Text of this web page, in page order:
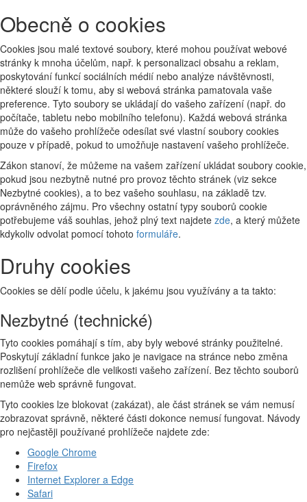
Obecně o cookies
Cookies jsou malé textové soubory, které mohou používat webové
stránky k mnoha účelům, např. k personalizaci obsahu a reklam,
poskytování funkcí sociálních médií nebo analýze návštěvnosti,
některé slouží k tomu, aby si webová stránka pamatovala vaše
preference. Tyto soubory se ukládají do vašeho zařízení (např. do
počítače, tabletu nebo mobilního telefonu). Každá webová stránka
může do vašeho prohlížeče odesílat své vlastní soubory cookies
pouze v případě, pokud to umožňuje nastavení vašeho prohlížeče.
Zákon stanoví, že můžeme na vašem zařízení ukládat soubory cookie,
pokud jsou nezbytně nutné pro provoz těchto stránek (viz sekce
Nezbytné cookies), a to bez vašeho souhlasu, na základě tzv.
oprávněného zájmu. Pro všechny ostatní typy souborů cookie
potřebujeme váš souhlas, jehož plný text najdete zde, a který můžete
kdykoliv odvolat pomocí tohoto formuláře.
Druhy cookies
Cookies se dělí podle účelu, k jakému jsou využívány a ta takto:
Nezbytné (technické)
Tyto cookies pomáhají s tím, aby byly webové stránky použitelné.
Poskytují základní funkce jako je navigace na stránce nebo změna
rozlišení prohlížeče dle velikosti vašeho zařízení. Bez těchto souborů
nemůže web správně fungovat.
Tyto cookies lze blokovat (zakázat), ale část stránek se vám nemusí
zobrazovat správně, některé části dokonce nemusí fungovat. Návody
pro nejčastěji používané prohlížeče najdete zde:
Google Chrome
Firefox
Internet Explorer a Edge
Safari